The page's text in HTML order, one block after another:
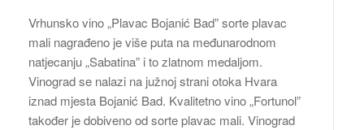
Vrhunsko vino „Plavac Bojanić Bad” sorte plavac
mali nagrađeno je više puta na međunarodnom
natjecanju „Sabatina” i to zlatnom medaljom.
Vinograd se nalazi na južnoj strani otoka Hvara
iznad mjesta Bojanić Bad. Kvalitetno vino „Fortunol”
također je dobiveno od sorte plavac mali. Vinograd